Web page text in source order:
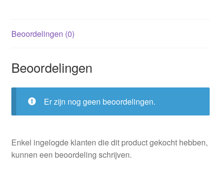
Beoordelingen (0)
Beoordelingen
Er zijn nog geen beoordelingen.
Enkel ingelogde klanten die dit product gekocht hebben,
kunnen een beoordeling schrijven.